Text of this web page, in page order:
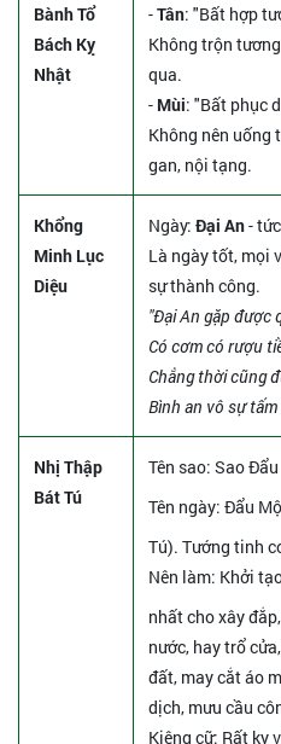
Bành Tổ
Bách Kỵ
Nhật
-Tân: "Bất hợp
Không trộn
qua.
- Mùi: "Bất phục
Không nên uống
gan, nội tạng.
Khổng
Minh Lục
Diệu
Ngày: Đại An-
Là ngày tốt, mọi
sự thành công.
"Đại An gặp được
Có cơm có rượu
Chẳng thời cũng
Bình an vô sự
Nhị Thập
Bát Tú
Tên sao: Sao Đẩu
Tên ngày: Đẩu
Tú). Tướng tinh
Nên làm: Khởi
nhất cho xây
nước, hay trổ
đất, may cắt áo
dịch, mưu cầu
Kiêng cữ: Rất kỵ